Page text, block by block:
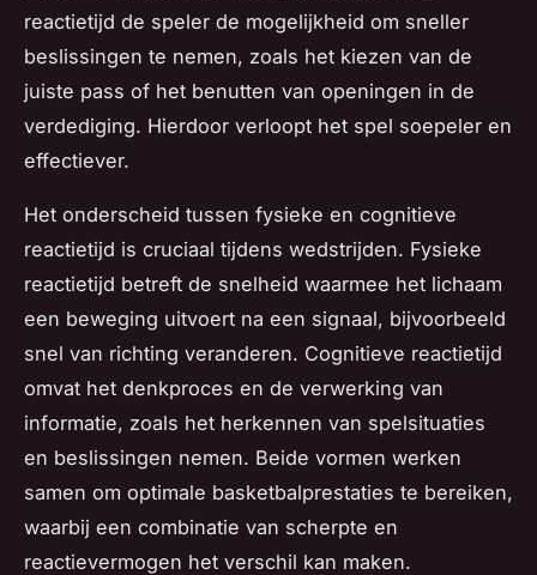
reactietijd de speler de mogelijkheid om sneller
beslissingen te nemen, zoals het kiezen van de
juiste pass of het benutten van openingen in de
verdediging. Hierdoor verloopt het spel soepeler en
effectiever.
Het onderscheid tussen fysieke en cognitieve
reactietijd is cruciaal tijdens wedstrijden. Fysieke
reactietijd betreft de snelheid waarmee het lichaam
een beweging uitvoert na een signaal, bijvoorbeeld
snel van richting veranderen. Cognitieve reactietijd
omvat het denkproces en de verwerking van
informatie, zoals het herkennen van spelsituaties
en beslissingen nemen. Beide vormen werken
samen om optimale basketbalprestaties te bereiken,
waarbij een combinatie van scherpte en
reactievermogen het verschil kan maken.